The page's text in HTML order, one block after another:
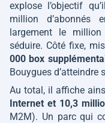
explose l’objectif
million d’abonnés
largement le
séduire. Côté fixe,
000 box
Bouygues d’atteindre
Au total, il affiche
Internet et 10,3
M2M). Un parc qui